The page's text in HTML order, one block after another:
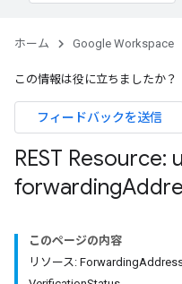
ホーム Google Workspace
この情報は役に立ちましたか？
フィードバックを送信
REST Resource:
forwarding
このページの内容
リソース: